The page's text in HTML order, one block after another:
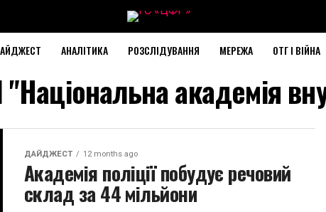
АНАЛІТИКА РОЗСЛІДУВАННЯ МЕРЕЖА ОТГ І ВІЙНА
академія
ДАЙДЖЕСТ 12 months ago
Академія поліції побудує речовий
склад за 44 мільйони